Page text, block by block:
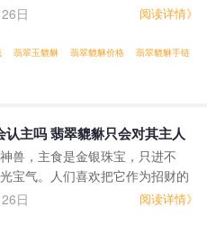
饰品的原因。然而你只有知翡翠
日 阅读详情》
翡翠玉貔貅 翡翠貔貅价格 翡翠貔貅手链
认主吗 翡翠貔貅只会对其主人
兽，主食是金银珠宝，只进不
宝气。人们喜欢把它作为招财的
身上或放在家里，但很多貔貅的
日 阅读详情》